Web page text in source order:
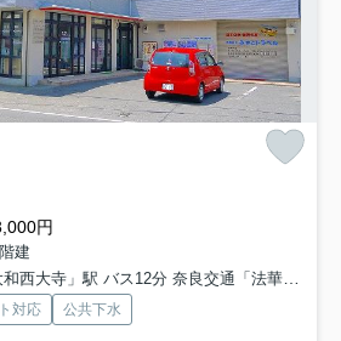
円
建
」駅 バス12分 奈良交通「法華寺北町」 停歩1分
対応 公共下水